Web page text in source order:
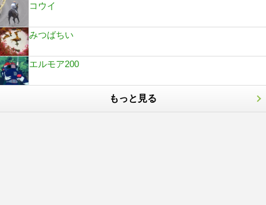
コウイ
みつばちい
エルモア200
もっと見る